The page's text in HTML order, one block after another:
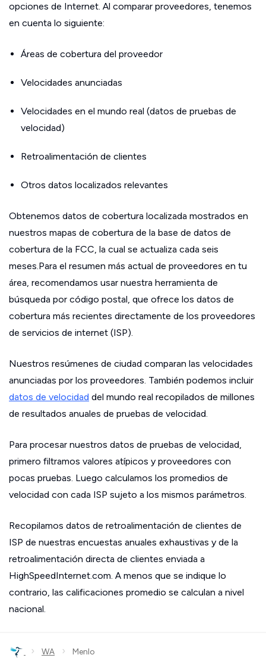
opciones de Internet. Al comparar proveedores, tenemos
en cuenta lo siguiente:
Áreas de cobertura del proveedor
Velocidades anunciadas
Velocidades en el mundo real (datos de pruebas de
velocidad)
Retroalimentación de clientes
Otros datos localizados relevantes
Obtenemos datos de cobertura localizada mostrados en
nuestros mapas de cobertura de la base de datos de
cobertura de la FCC, la cual se actualiza cada seis
meses.Para el resumen más actual de proveedores en tu
área, recomendamos usar nuestra herramienta de
búsqueda por código postal, que ofrece los datos de
cobertura más recientes directamente de los proveedores
de servicios de internet (ISP).
Nuestros resúmenes de ciudad comparan las velocidades
anunciadas por los proveedores. También podemos incluir
datos de velocidad del mundo real recopilados de millones
de resultados anuales de pruebas de velocidad.
Para procesar nuestros datos de pruebas de velocidad,
primero filtramos valores atípicos y proveedores con
pocas pruebas. Luego calculamos los promedios de
velocidad con cada ISP sujeto a los mismos parámetros.
Recopilamos datos de retroalimentación de clientes de
ISP de nuestras encuestas anuales exhaustivas y de la
retroalimentación directa de clientes enviada a
HighSpeedInternet.com. A menos que se indique lo
contrario, las calificaciones promedio se calculan a nivel
nacional.
› WA › Menlo